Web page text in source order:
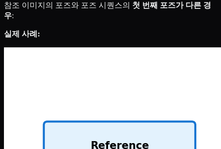
참조 이미지의 포즈와 포즈 시퀀스의 첫 번째 포즈가 다른 경
우:
실제 사례: